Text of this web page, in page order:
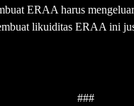
ERAA harus
likuiditas ERAA ini
###